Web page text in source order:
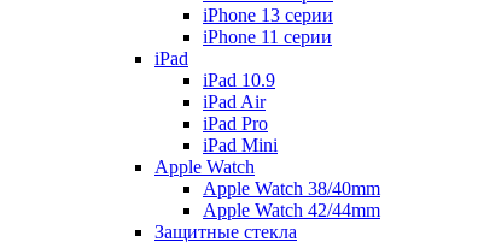
iPhone 13 серии
iPhone 11 серии
iPad
iPad 10.9
iPad Air
iPad Pro
iPad Mini
Apple Watch
Apple Watch 38/40mm
Apple Watch 42/44mm
Защитные стекла